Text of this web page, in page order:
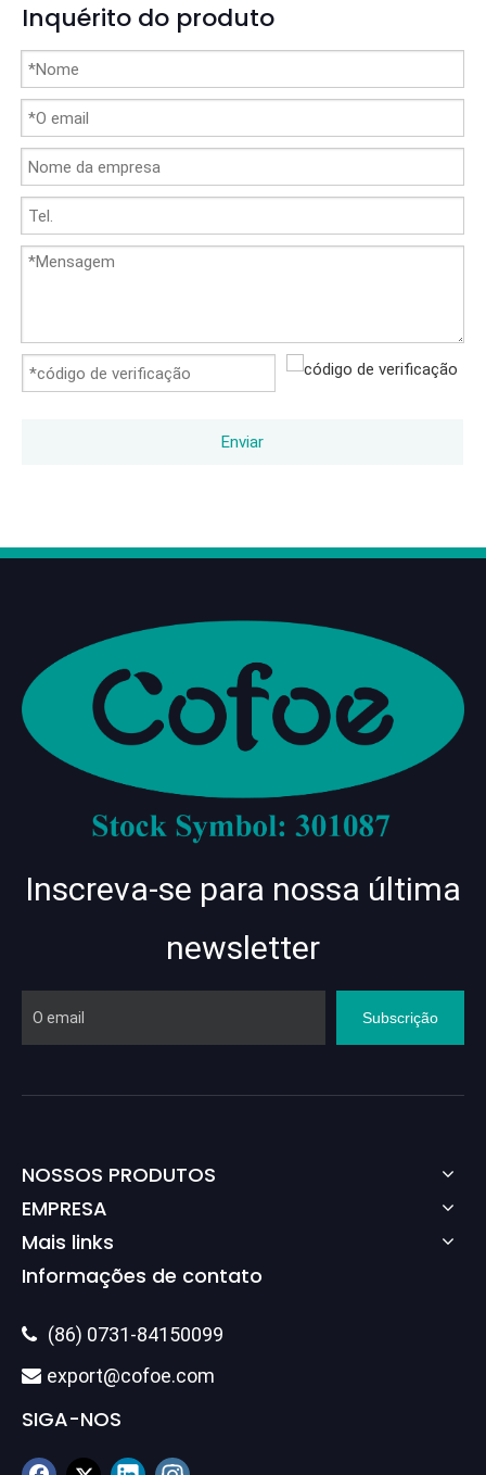
Inquérito do produto
Enviar
Inscreva-se para nossa última
newsletter
Subscrição
NOSSOS PRODUTOS
EMPRESA
Mais links
Informações de contato
 (86) 0731-84150099
 export@cofoe.com
SIGA-NOS